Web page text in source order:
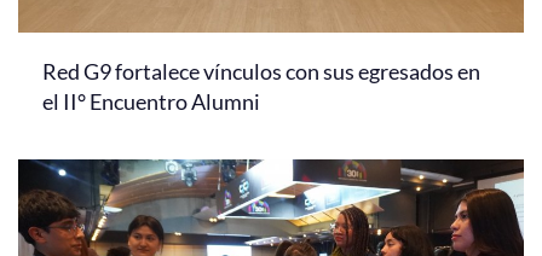
Red G9 fortalece vínculos con sus egresados en
el II° Encuentro Alumni